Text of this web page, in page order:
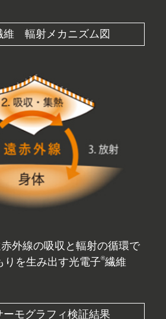
維 輻射メカニズム図
外線の吸収と輻射の循環で
りを生み出す光電子®繊維
ーモグラフィ検証結果